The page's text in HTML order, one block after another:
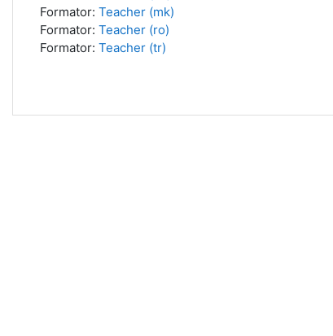
Formator: Teacher (mk)
Formator: Teacher (ro)
Formator: Teacher (tr)